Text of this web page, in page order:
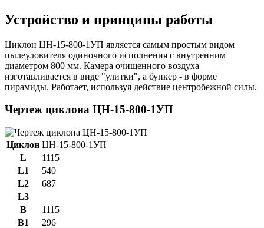
Устройство и принципы работы
Циклон ЦН-15-800-1УП является самым простым видом
пылеуловителя одиночного исполнения с внутренним
диаметром 800 мм. Камера очищенного воздуха
изготавливается в виде "улитки", а бункер - в форме
пирамиды. Работает, используя действие центробежной силы.
Чертеж циклона ЦН-15-800-1УП
Циклон ЦН-15-800-1УП
L
1115
L1
540
L2
687
L3
B
1115
B1
296